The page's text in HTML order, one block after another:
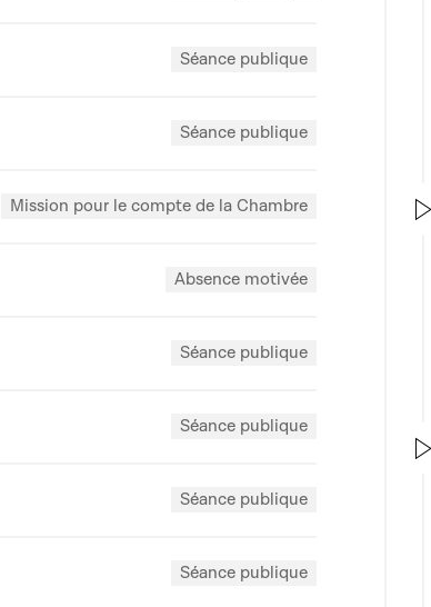
Séance publique
Séance publique
Mission pour le compte de la Chambre
Absence motivée
Séance publique
Séance publique
Séance publique
Séance publique